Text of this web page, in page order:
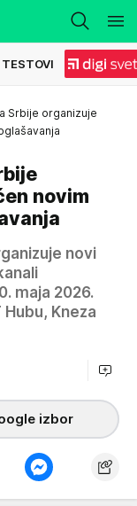
TESTOVI
Srbije organizuje
novim
novi
maja 2026.
Kneza
izbor